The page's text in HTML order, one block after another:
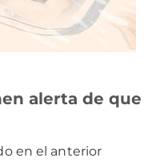
alerta de que
en el anterior